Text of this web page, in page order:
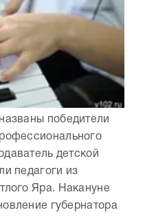
победители
детской
педагоги из
Яра. Накануне
губернатора